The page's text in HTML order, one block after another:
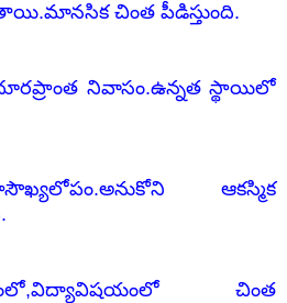
చింత పీడిస్తుంది.
నివాసం.ఉన్నత స్థాయిలో
ఆకస్మిక
చింత